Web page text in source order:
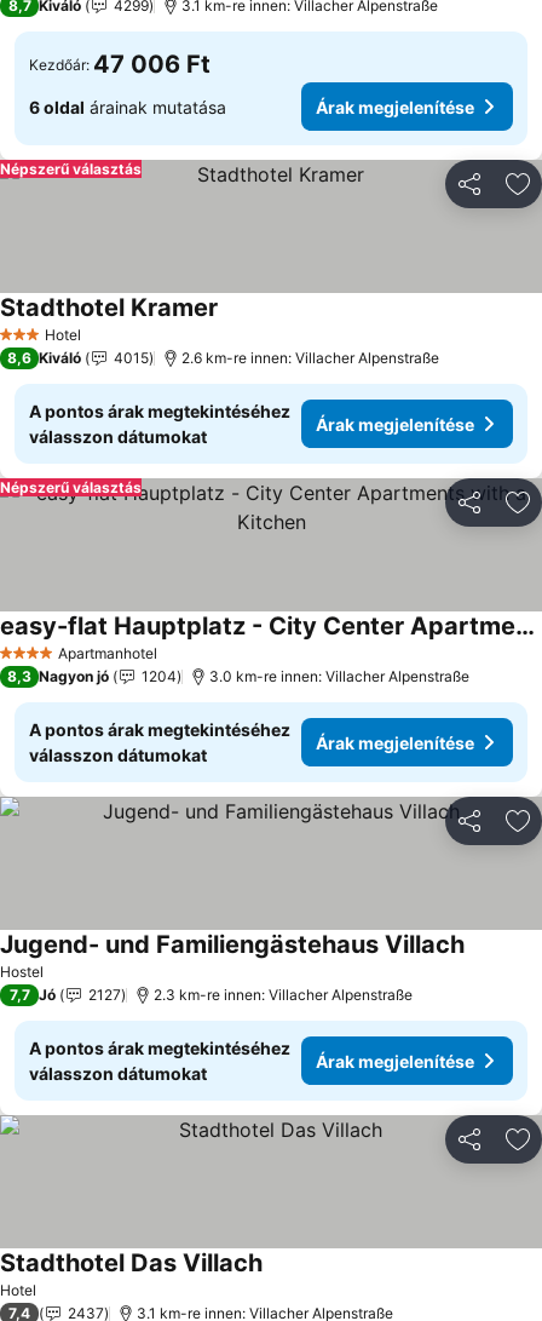
8,7 Kiváló 4299 3.1 km-re innen: Villacher Alpenstraße
Kezdőár: 47 006 Ft
6 oldal árainak mutatása Árak megjelenítése
Népszerű választás
3 Kategória
Hotel
Stadthotel Kramer
8,6 Kiváló 4015 2.6 km-re innen: Villacher Alpenstraße
A pontos árak megtekintéséhez
válasszon dátumokat
Árak megjelenítése
Népszerű választás
4 KategóriaApartmanhotel
easy-flat Hauptplatz - City Center Apartments with a Kitchen
8,3 Nagyon jó 1204 3.0 km-re innen: Villacher Alpenstraße
A pontos árak megtekintéséhez
válasszon dátumokat
Árak megjelenítése
Hostel
Jugend- und Familiengästehaus Villach
7,7 Jó 2127 2.3 km-re innen: Villacher Alpenstraße
A pontos árak megtekintéséhez
válasszon dátumokat
Árak megjelenítése
Hotel
Stadthotel Das Villach
7,4 2437 3.1 km-re innen: Villacher Alpenstraße